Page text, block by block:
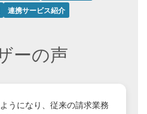
連携サービス紹介
ーの声
うになり、従来の請求業務